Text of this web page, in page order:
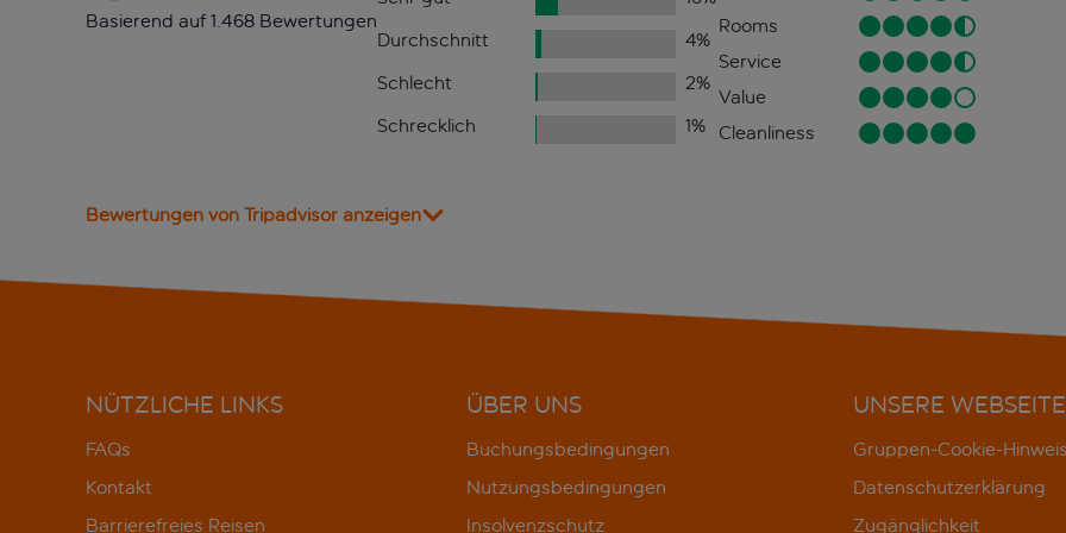
Basierend auf 1.468 Bewertungen
Durchschnitt
4%
Schlecht
2%
Schrecklich
1%
Rooms
Service
Value
Cleanliness
Bewertungen von Tripadvisor anzeigen
NÜTZLICHE LINKS
FAQs
Kontakt
Barrierefreies Reisen
ÜBER UNS
Buchungsbedingungen
Nutzungsbedingungen
Insolvenzschutz
UNSERE WEBSEITE
Gruppen-Cookie-
Datenschutzerklärung
Zugänglichkeit